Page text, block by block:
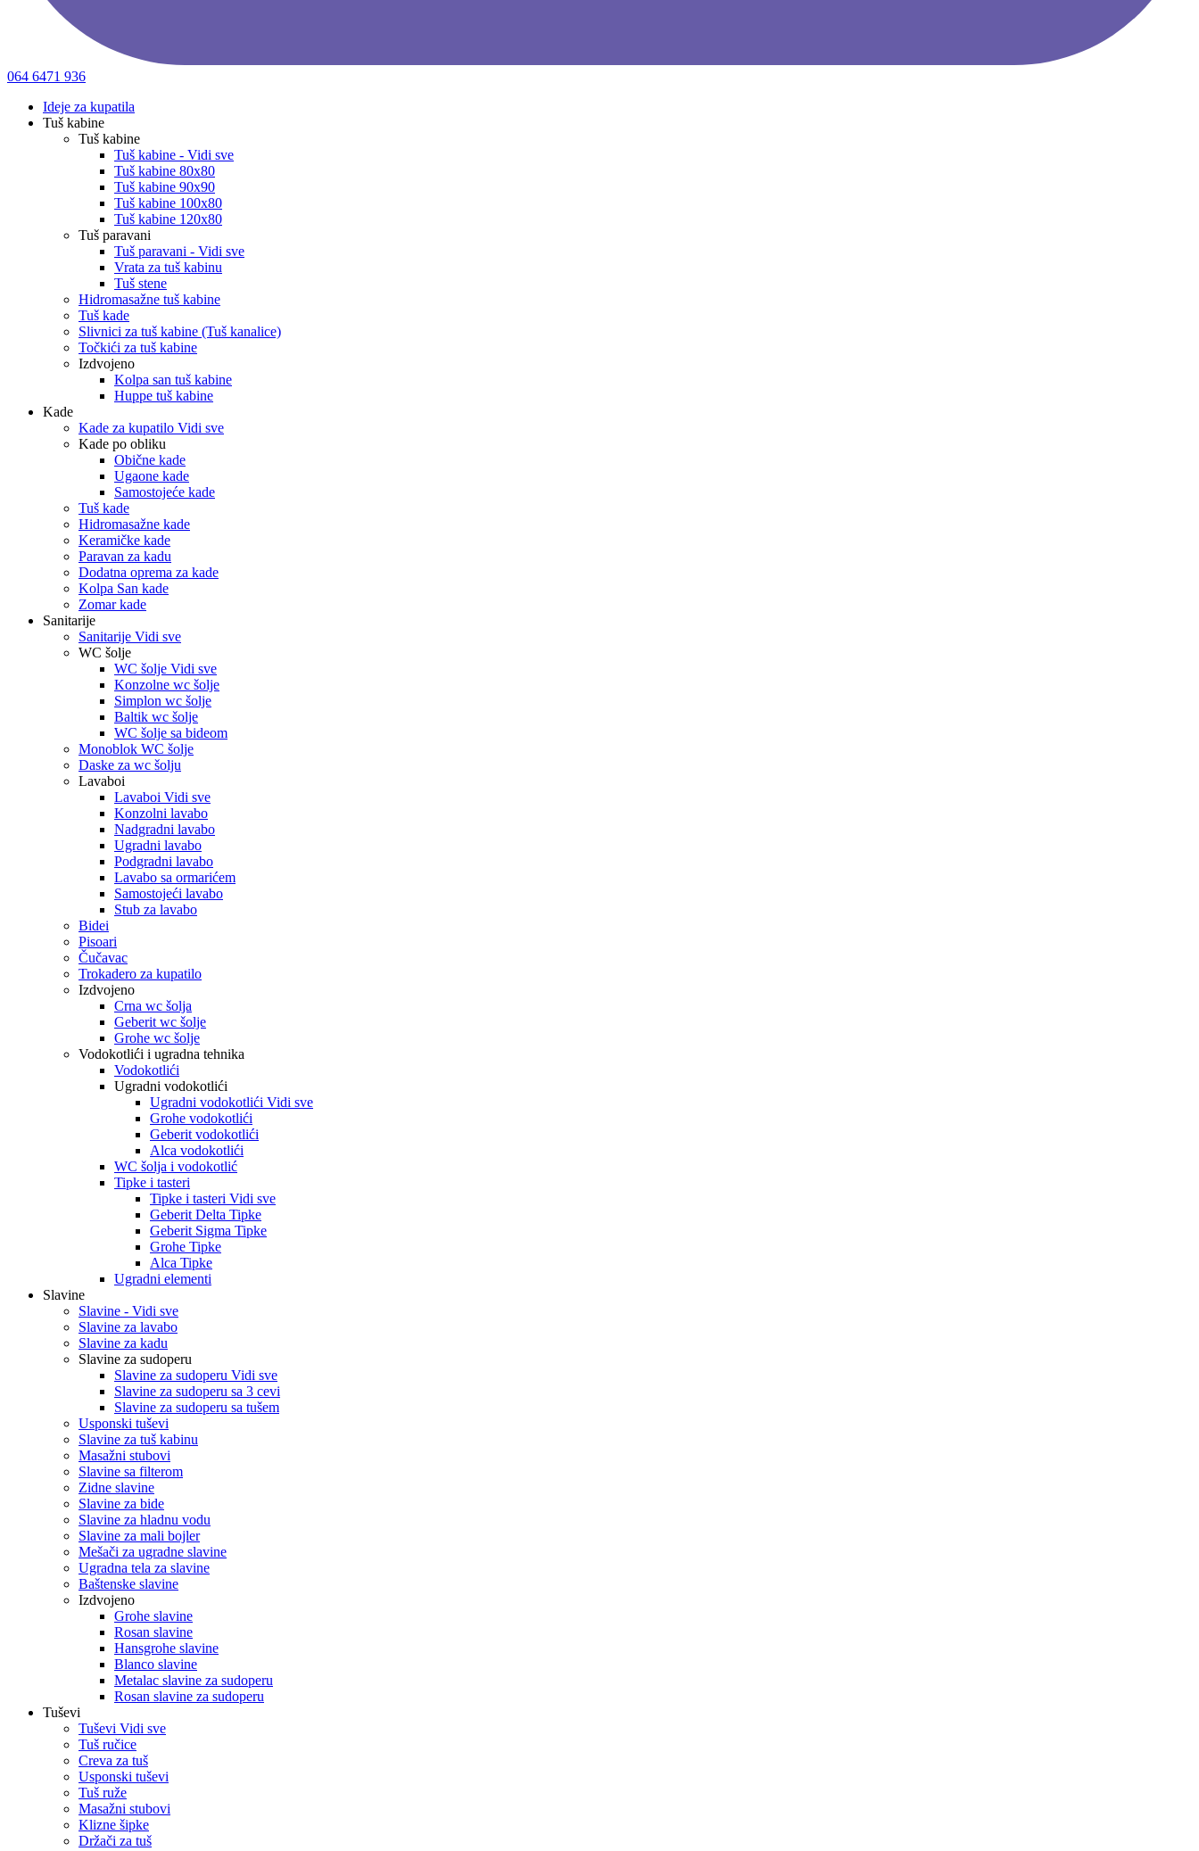
064 6471 936
Ideje za kupatila
Tuš kabine
Tuš kabine
Tuš kabine - Vidi sve
Tuš kabine 80x80
Tuš kabine 90x90
Tuš kabine 100x80
Tuš kabine 120x80
Tuš paravani
Tuš paravani - Vidi sve
Vrata za tuš kabinu
Tuš stene
Hidromasažne tuš kabine
Tuš kade
Slivnici za tuš kabine (Tuš kanalice)
Točkići za tuš kabine
Izdvojeno
Kolpa san tuš kabine
Huppe tuš kabine
Kade
Kade za kupatilo Vidi sve
Kade po obliku
Obične kade
Ugaone kade
Samostojeće kade
Tuš kade
Hidromasažne kade
Keramičke kade
Paravan za kadu
Dodatna oprema za kade
Kolpa San kade
Zomar kade
Sanitarije
Sanitarije Vidi sve
WC šolje
WC šolje Vidi sve
Konzolne wc šolje
Simplon wc šolje
Baltik wc šolje
WC šolje sa bideom
Monoblok WC šolje
Daske za wc šolju
Lavaboi
Lavaboi Vidi sve
Konzolni lavabo
Nadgradni lavabo
Ugradni lavabo
Podgradni lavabo
Lavabo sa ormarićem
Samostojeći lavabo
Stub za lavabo
Bidei
Pisoari
Čučavac
Trokadero za kupatilo
Izdvojeno
Crna wc šolja
Geberit wc šolje
Grohe wc šolje
Vodokotlići i ugradna tehnika
Vodokotlići
Ugradni vodokotlići
Ugradni vodokotlići Vidi sve
Grohe vodokotlići
Geberit vodokotlići
Alca vodokotlići
WC šolja i vodokotlić
Tipke i tasteri
Tipke i tasteri Vidi sve
Geberit Delta Tipke
Geberit Sigma Tipke
Grohe Tipke
Alca Tipke
Ugradni elementi
Slavine
Slavine - Vidi sve
Slavine za lavabo
Slavine za kadu
Slavine za sudoperu
Slavine za sudoperu Vidi sve
Slavine za sudoperu sa 3 cevi
Slavine za sudoperu sa tušem
Usponski tuševi
Slavine za tuš kabinu
Masažni stubovi
Slavine sa filterom
Zidne slavine
Slavine za bide
Slavine za hladnu vodu
Slavine za mali bojler
Mešači za ugradne slavine
Ugradna tela za slavine
Baštenske slavine
Izdvojeno
Grohe slavine
Rosan slavine
Hansgrohe slavine
Blanco slavine
Metalac slavine za sudoperu
Rosan slavine za sudoperu
Tuševi
Tuševi Vidi sve
Tuš ručice
Creva za tuš
Usponski tuševi
Tuš ruže
Masažni stubovi
Klizne šipke
Držači za tuš